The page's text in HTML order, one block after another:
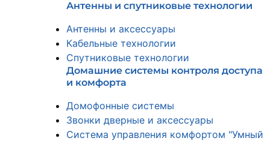
Антенны и спутниковые технологии
Антенны и аксессуары
Кабельные технологии
Спутниковые технологии
Домашние системы контроля доступа
и комфорта
Домофонные системы
Звонки дверные и аксессуары
Система управления комфортом "Умный